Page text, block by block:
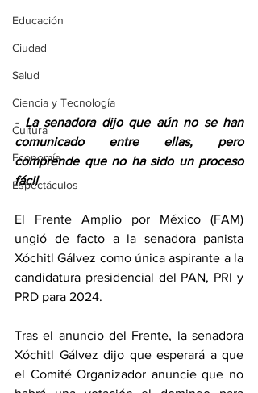
Educación
Ciudad
Salud
Ciencia y Tecnología
Cultura
Economía
Espectáculos
- La senadora dijo que aún no se han
comunicado entre ellas, pero
comprende que no ha sido un proceso
fácil
El Frente Amplio por México (FAM)
ungió de facto a la senadora panista
Xóchitl Gálvez como única aspirante a la
candidatura presidencial del PAN, PRI y
PRD para 2024.
Tras el anuncio del Frente, la senadora
Xóchitl Gálvez dijo que esperará a que
el Comité Organizador anuncie que no